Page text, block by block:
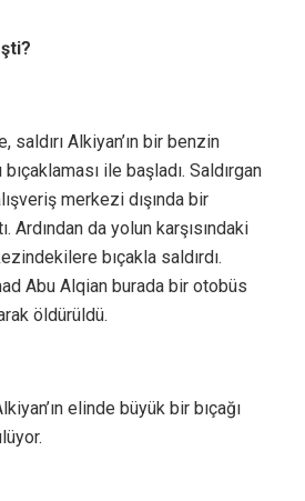
saldırı Alkiyan’ın bir benzin
ile başladı. Saldırgan
merkezi dışında bir
Ardından da yolun karşısındaki
bıçakla saldırdı.
Abu Alqian burada bir otobüs
öldürüldü.
elinde büyük bir bıçağı